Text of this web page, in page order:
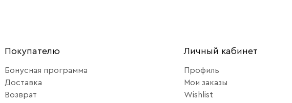
Покупателю
Бонусная программа
Доставка
Возврат
Личный кабинет
Профиль
Мои заказы
Wishlist